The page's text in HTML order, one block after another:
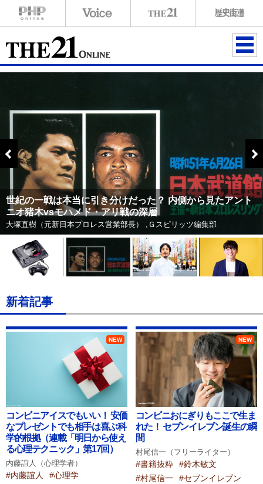
世紀の一戦は本当に引き分けだった？ 内側から見たアント
ニオ猪木vsモハメド・アリ戦の深層
大塚直樹（元新日本プロレス営業部長） ,Ｇスピリッツ編集部
Prev
新着記事
NEW
コンビニアイスでもいい！ 安価
なプレゼントでも相手は喜ぶ科
学的根拠（連載「明日から使え
る心理テクニック」第17回）
内藤誼人（心理学者）
#内藤誼人
#心理学
NEW
コンビニおにぎりもここで生ま
れた！ セブンイレブン誕生の瞬
間
村尾信一（フリーライター）
#書籍抜粋
#鈴木敏文
#村尾信一
#セブンイレブン